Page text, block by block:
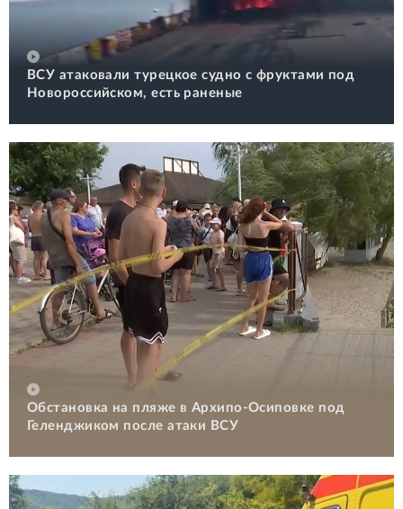
ВСУ атаковали турецкое судно с фруктами под
Новороссийском, есть раненые
Обстановка на пляже в Архипо-Осиповке под
Геленджиком после атаки ВСУ